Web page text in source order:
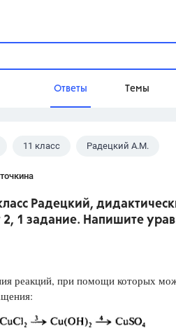
Ответы Темы
Домашнее
Школа
11 класс Радецкий А.М.
Радецкий,
2, 1 задание. Напишите
реакций, при помощи которых